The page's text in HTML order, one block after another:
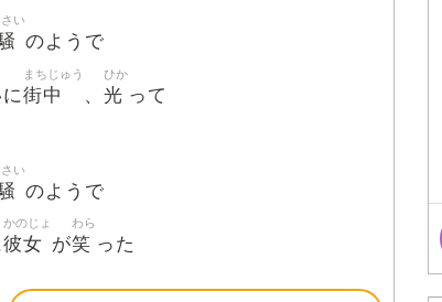
さい
のようで
街中
まちじゅう
、 光
ひか
って
い
のようで
彼女
かのじょ
が笑
わら
った